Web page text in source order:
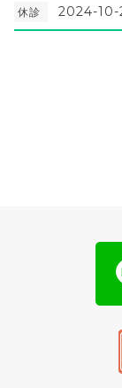
休診 2024-10-